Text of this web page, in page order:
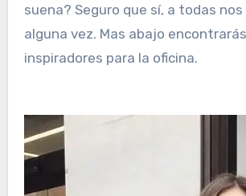
suena? Seguro que sí, a todas
alguna vez. Mas abajo
inspiradores para la oficina.